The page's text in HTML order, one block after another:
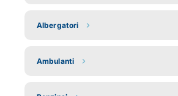
Albergatori
Ambulanti